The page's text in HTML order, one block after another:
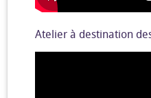
Atelier à destination